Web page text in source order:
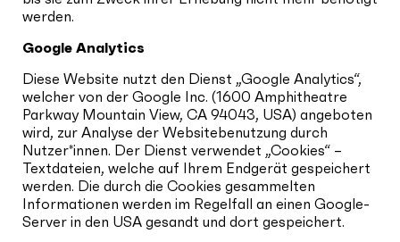
werden.
Google Analytics
Diese Website nutzt den Dienst „Google Analytics“,
welcher von der Google Inc. (1600 Amphitheatre
Parkway Mountain View, CA 94043, USA) angeboten
wird, zur Analyse der Websitebenutzung durch
Nutzer*innen. Der Dienst verwendet „Cookies“ –
Textdateien, welche auf Ihrem Endgerät gespeichert
werden. Die durch die Cookies gesammelten
Informationen werden im Regelfall an einen Google-
Server in den USA gesandt und dort gespeichert.